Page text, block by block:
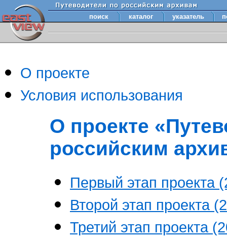
поиск каталог указатель
О проекте
Условия использования
О проекте
российским
Первый этап проекта
Второй этап проекта
Третий этап проекта